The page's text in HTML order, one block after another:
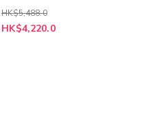
HK$5,488.0
特
殊
HK$4,220.0